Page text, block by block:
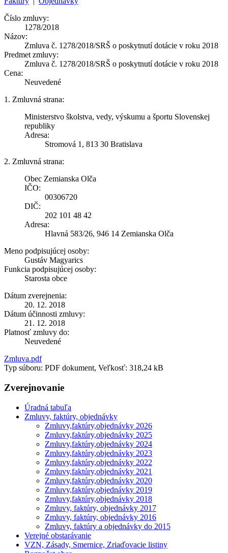
Číslo zmluvy:
1278/2018
Názov:
Zmluva č. 1278/2018/SRŠ o poskytnutí dotácie v roku 2018
Predmet zmluvy:
Zmluva č. 1278/2018/SRŠ o poskytnutí dotácie v roku 2018
Cena:
Neuvedené
1. Zmluvná strana:
Ministerstvo školstva, vedy, výskumu a športu Slovenskej
republiky
Adresa:
Stromová 1, 813 30 Bratislava
2. Zmluvná strana:
Obec Zemianska Olča
IČO:
00306720
DIČ:
202 101 48 42
Adresa:
Hlavná 583/26, 946 14 Zemianska Olča
Meno podpisujúcej osoby:
Gustáv Magyarics
Funkcia podpisujúcej osoby:
Starosta obce
Dátum zverejnenia:
20. 12. 2018
Dátum účinnosti zmluvy:
21. 12. 2018
Platnosť zmluvy do:
Neuvedené
Zmluva.pdf
Typ súboru: PDF dokument, Veľkosť: 318,24 kB
Zverejnovanie
Úradná tabuľa
Zmluvy, faktúry, objednávky
Zmluvy,faktúry,objednávky 2026
Zmluvy,faktúry,objednávky 2025
Zmluvy,faktúry,objednávky 2024
Zmluvy,faktúry,objednávky 2023
Zmluvy,faktúry,objednávky 2022
Zmluvy,faktúry,objednávky 2021
Zmluvy,faktúry,objednávky 2020
Zmluvy,faktúry,objednávky 2019
Zmluvy,faktúry,objednávky 2018
Zmluvy, faktúry, objednávky 2017
Zmluvy, faktúry, objednávky 2016
Zmluvy, faktúry a objednávky do 2015
Verejné obstarávanie
VZN, Zásady, Smernice, Zriaďovacie listiny